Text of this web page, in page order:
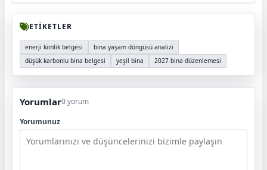
ETİKETLER
enerji kimlik belgesi
bina yaşam döngüsü analizi
düşük karbonlu bina belgesi
yeşil bina 2027 bina düzenlemesi
Yorumlar0 yorum
Yorumunuz